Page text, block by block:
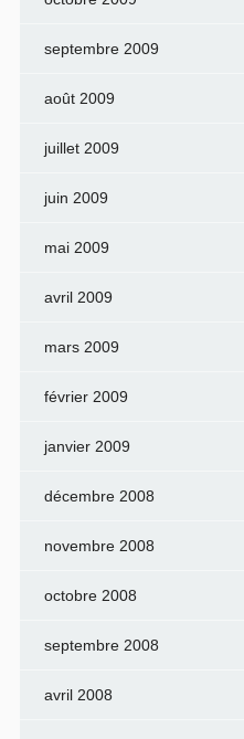
septembre 2009
août 2009
juillet 2009
juin 2009
mai 2009
avril 2009
mars 2009
février 2009
janvier 2009
décembre 2008
novembre 2008
octobre 2008
septembre 2008
avril 2008